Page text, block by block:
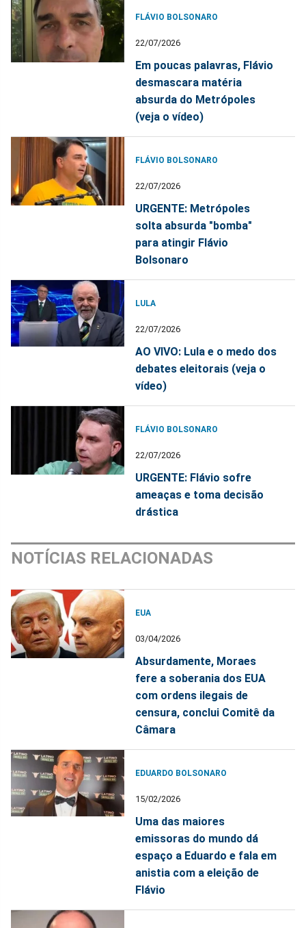
FLÁVIO BOLSONARO
22/07/2026
Em poucas palavras, Flávio
desmascara matéria
absurda do Metrópoles
(veja o vídeo)
FLÁVIO BOLSONARO
22/07/2026
URGENTE: Metrópoles
solta absurda "bomba"
para atingir Flávio
Bolsonaro
LULA
22/07/2026
AO VIVO: Lula e o medo dos
debates eleitorais (veja o
vídeo)
FLÁVIO BOLSONARO
22/07/2026
URGENTE: Flávio sofre
ameaças e toma decisão
drástica
NOTÍCIAS RELACIONADAS
EUA
03/04/2026
Absurdamente, Moraes
fere a soberania dos EUA
com ordens ilegais de
censura, conclui Comitê da
Câmara
EDUARDO BOLSONARO
15/02/2026
Uma das maiores
emissoras do mundo dá
espaço a Eduardo e fala em
anistia com a eleição de
Flávio